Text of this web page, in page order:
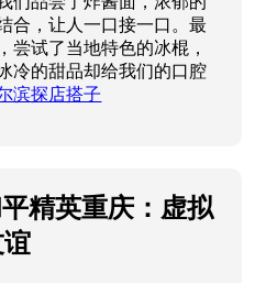
合，让人一口接一口。最
尝试了当地特色的冰棍，
冷的甜品却给我们的口腔
滨探店搭子
精英重庆：虚拟